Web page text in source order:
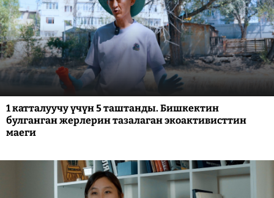
1 катталуучу үчүн 5 таштанды. Бишкектин
булганган жерлерин тазалаган экоактивисттин
маеги